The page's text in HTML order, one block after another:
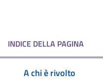
INDICE DELLA PAGINA
A chi è rivolto